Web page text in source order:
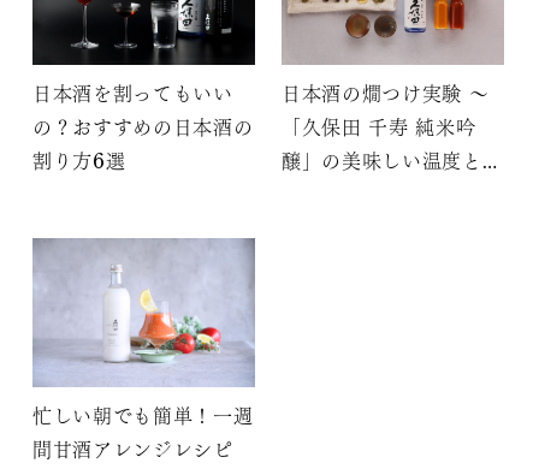
日本酒を割ってもいい
の？おすすめの日本酒の
割り方6選
日本酒の燗つけ実験 ～
「久保田 千寿 純米吟
醸」の美味しい温度と楽
忙しい朝でも簡単！一週
間甘酒アレンジレシピ